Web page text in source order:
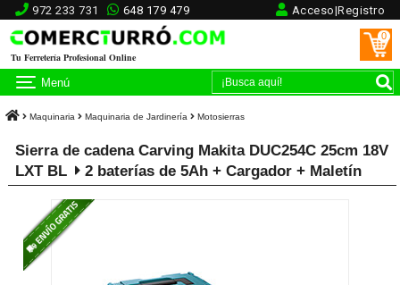
972 233 731 648 179 479 Acceso|Registro
Tu Ferretería Profesional Online
0
Menú
Maquinaria Maquinaria de Jardinería Motosierras
Sierra de cadena Carving Makita DUC254C 25cm 18V
LXT BL
2 baterías de 5Ah + Cargador + Maletín